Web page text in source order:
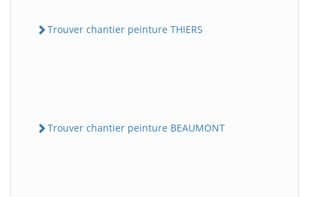
Trouver chantier peinture THIERS
Trouver chantier peinture BEAUMONT